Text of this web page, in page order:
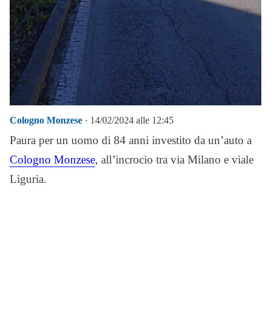
Cologno Monzese · 14/02/2024 alle 12:45
Paura per un uomo di 84 anni investito da un’auto a
Cologno Monzese, all’incrocio tra via Milano e viale
Liguria.